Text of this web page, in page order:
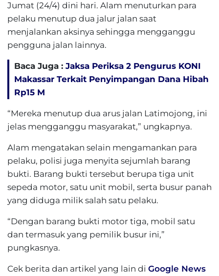
Jumat (24/4) dini hari. Alam menuturkan para
pelaku menutup dua jalur jalan saat
menjalankan aksinya sehingga mengganggu
pengguna jalan lainnya.
Baca Juga : Jaksa Periksa 2 Pengurus KONI
Makassar Terkait Penyimpangan Dana Hibah
Rp15 M
“Mereka menutup dua arus jalan Latimojong, ini
jelas mengganggu masyarakat,” ungkapnya.
Alam mengatakan selain mengamankan para
pelaku, polisi juga menyita sejumlah barang
bukti. Barang bukti tersebut berupa tiga unit
sepeda motor, satu unit mobil, serta busur panah
yang diduga milik salah satu pelaku.
“Dengan barang bukti motor tiga, mobil satu
dan termasuk yang pemilik busur ini,”
pungkasnya.
Cek berita dan artikel yang lain di Google News